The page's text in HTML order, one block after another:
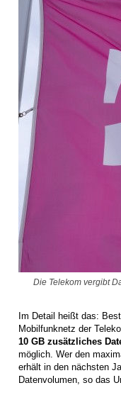
Die Telekom vergibt
Im Detail heißt das:
Mobilfunknetz der
10 GB zusätzliches
möglich. Wer den
erhält in den nächsten
Datenvolumen, so das